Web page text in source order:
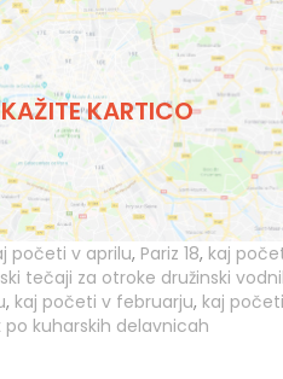
KARTICO
početi v aprilu, Pariz 18, kaj
tečaji za otroke družinski
, kaj početi v februarju, kaj
po kuharskih delavnicah